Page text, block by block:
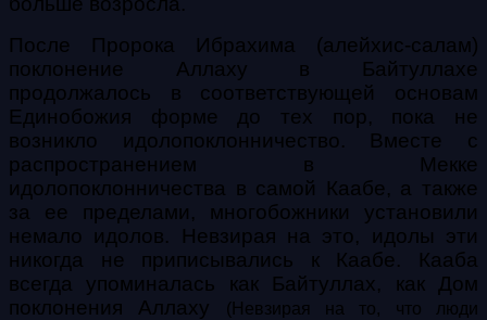
После Пророка Ибрахима (алейхис-салам)
поклонение Аллаху в Байтуллахе
продолжалось в соответствующей основам
Единобожия форме до тех пор, пока не
возникло идолопоклонничество. Вместе с
распространением в Мекке
идолопоклонничества в самой Каабе, а также
за ее пределами, многобожники установили
немало идолов. Невзирая на это, идолы эти
никогда не приписывались к Каабе. Кааба
всегда упоминалась как Байтуллах, как Дом
поклонения Аллаху
(Невзирая на то, что люди